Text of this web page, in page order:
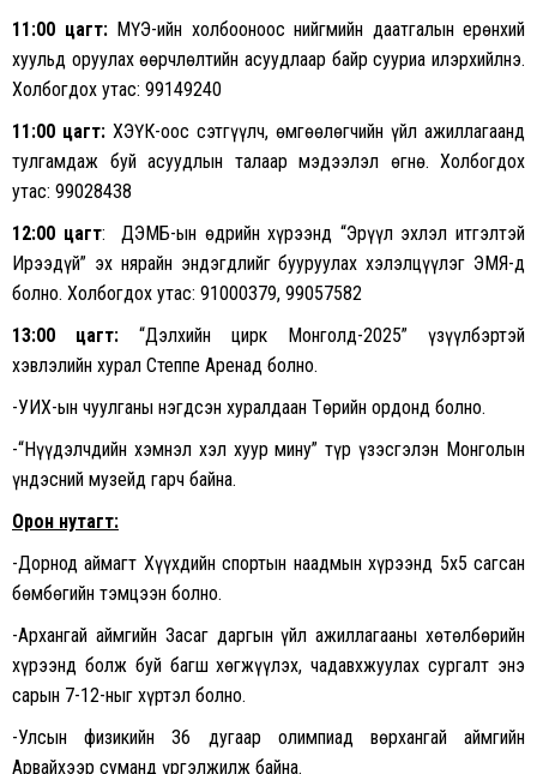
11:00 цагт:МҮЭ-ийн холбооноос нийгмийн даатгалын ерөнхий
хуульд оруулах өөрчлөлтийн асуудлаар байр сууриа илэрхийлнэ.
Холбогдох утас: 99149240
11:00 цагт: ХЭҮК-оос сэтгүүлч, өмгөөлөгчийн үйл ажиллагаанд
тулгамдаж буй асуудлын талаар мэдээлэл өгнө. Холбогдох
утас: 99028438
12:00 цагт: ДЭМБ-ын өдрийн хүрээнд “Эрүүл эхлэл итгэлтэй
Ирээдүй” эх нярайн эндэгдлийг бууруулах хэлэлцүүлэг ЭМЯ-д
болно. Холбогдох утас: 91000379, 99057582
13:00 цагт: “Дэлхийн цирк Монголд-2025” үзүүлбэртэй
хэвлэлийн хурал Степпе Аренад болно.
-УИХ-ын чуулганы нэгдсэн хуралдаан Төрийн ордонд болно.
-“Нүүдэлчдийн хэмнэл хэл хуур мину” түр үзэсгэлэн Монголын
үндэсний музейд гарч байна.
Орон нутагт:
-Дорнод аймагт Хүүхдийн спортын наадмын хүрээнд 5х5 сагсан
бөмбөгийн тэмцээн болно.
-Архангай аймгийн Засаг даргын үйл ажиллагааны хөтөлбөрийн
хүрээнд болж буй багш хөгжүүлэх, чадавхжуулах сургалт энэ
сарын 7-12-ныг хүртэл болно.
-Улсын физикийн 36 дугаар олимпиад Өвөрхангай аймгийн
Арвайхээр суманд үргэлжилж байна.